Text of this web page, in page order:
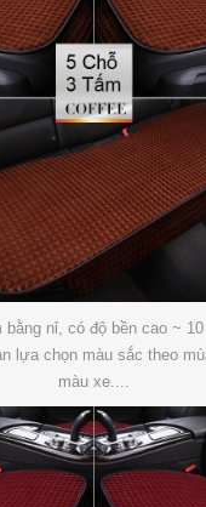
nỉ, có độ bền cao ~
lựa chọn màu sắc theo
màu xe....